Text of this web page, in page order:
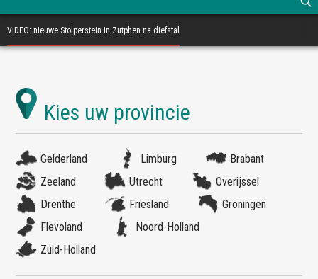
VIDEO: nieuwe Stolperstein in Zutphen na diefstal
Gelderland Limburg
Brabant
Zeeland
Utrecht
Overijssel
Drenthe
Friesland
Groningen
Flevoland
Noord-Holland
Zuid-Holland